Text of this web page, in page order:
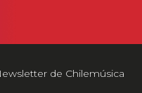
de Chilemúsica